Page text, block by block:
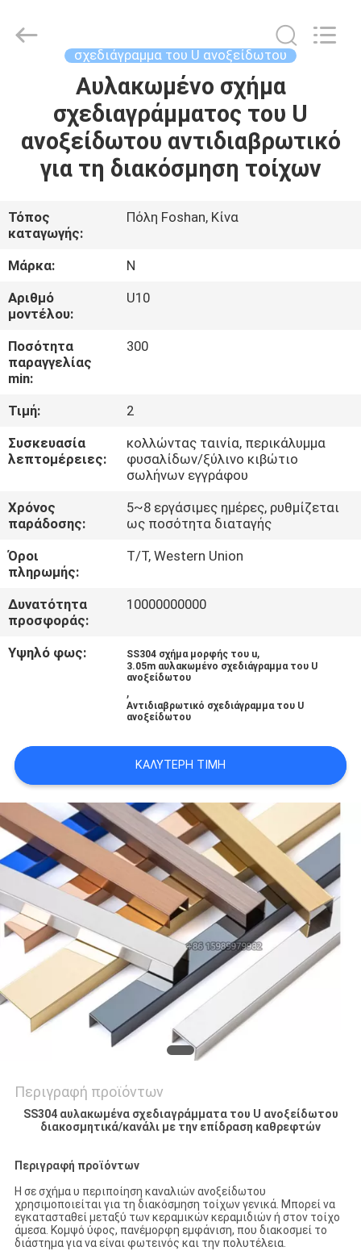
ΠΡΟΪΌΝΤΑ
ΠΕΡΊΠΟΥ
ΕΜΕΊΣ
ΓΎΡΟΣ
ΕΡΓΟΣΤΑΣΊΩΝ
ΠΟΙΟΤΙΚΌΣ
ΈΛΕΓΧΟΣ
ΜΑΣ
ΕΛΆΤΕ
ΕΠΑΦΉ
ΜΕ
ΕΙΔΉΣΕΙΣ
PRIVACY
POLICY
Metal
Products.,ltd.
σχεδιάγραμμα του U ανοξείδωτου
Αυλακωμένο σχήμα
σχεδιαγράμματος του U
ανοξείδωτου αντιδιαβρωτικό
για τη διακόσμηση τοίχων
Τόπος
καταγωγής:
Πόλη Foshan, Κίνα
Μάρκα:
N
Αριθμό
μοντέλου:
U10
Ποσότητα
παραγγελίας
min:
300
Τιμή:
2
Συσκευασία
λεπτομέρειες:
κολλώντας ταινία, περικάλυμμα
φυσαλίδων/ξύλινο κιβώτιο
σωλήνων εγγράφου
Χρόνος
παράδοσης:
5~8 εργάσιμες ημέρες, ρυθμίζεται
ως ποσότητα διαταγής
Όροι
πληρωμής:
T/T, Western Union
Δυνατότητα
προσφοράς:
10000000000
Υψηλό φως: SS304 σχήμα μορφής του u,
3.05m αυλακωμένο σχεδιάγραμμα του U
ανοξείδωτου
,
Αντιδιαβρωτικό σχεδιάγραμμα του U
ανοξείδωτου
ΚΑΛΎΤΕΡΗ ΤΙΜΉ
Περιγραφή προϊόντων
SS304 αυλακωμένα σχεδιαγράμματα του U ανοξείδωτου
διακοσμητικά/κανάλι με την επίδραση καθρεφτών
Περιγραφή προϊόντων
Η σε σχήμα υ περιποίηση καναλιών ανοξείδωτου
χρησιμοποιείται για τη διακόσμηση τοίχων γενικά. Μπορεί να
εγκατασταθεί μεταξύ των κεραμικών κεραμιδιών ή στον τοίχο
άμεσα. Κομψό ύφος, πανέμορφη εμφάνιση, που διακοσμεί το
διάστημα για να είναι φωτεινός και την πολυτέλεια.